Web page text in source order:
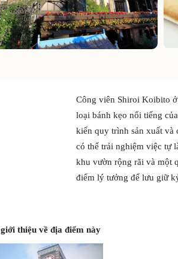
Công viên Shiroi Koibito
loại bánh kẹo nổi tiếng
kiến quy trình sản xuất và
có thể trải nghiệm việc tự
khu vườn rộng rãi và một
điểm lý tưởng để lưu giữ
thiệu về địa điểm này